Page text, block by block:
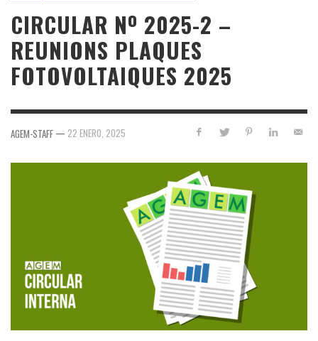
CIRCULAR Nº 2025-2 –
REUNIONS PLAQUES
FOTOVOLTAIQUES 2025
AGEM-STAFF — 22 ENERO, 2025